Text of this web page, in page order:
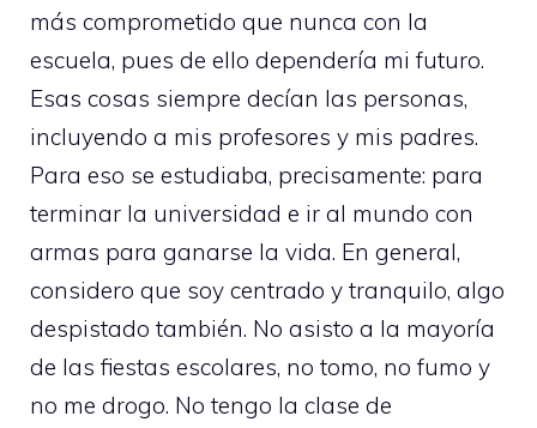
más comprometido que nunca con la
escuela, pues de ello dependería mi futuro.
Esas cosas siempre decían las personas,
incluyendo a mis profesores y mis padres.
Para eso se estudiaba, precisamente: para
terminar la universidad e ir al mundo con
armas para ganarse la vida. En general,
considero que soy centrado y tranquilo, algo
despistado también. No asisto a la mayoría
de las fiestas escolares, no tomo, no fumo y
no me drogo. No tengo la clase de